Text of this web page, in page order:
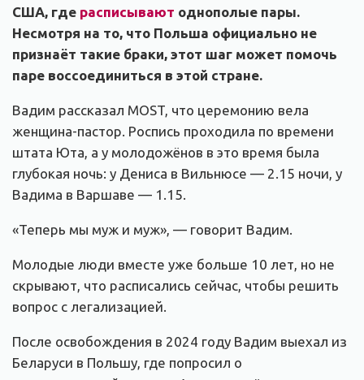
США, где расписывают однополые пары.
Несмотря на то, что Польша официально не
признаёт такие браки, этот шаг может помочь
паре воссоединиться в этой стране.
Вадим рассказал MOST, что церемонию вела
женщина-пастор. Роспись проходила по времени
штата Юта, а у молодожёнов в это время была
глубокая ночь: у Дениса в Вильнюсе — 2.15 ночи, у
Вадима в Варшаве — 1.15.
«Теперь мы муж и муж», — говорит Вадим.
Молодые люди вместе уже больше 10 лет, но не
скрывают, что расписались сейчас, чтобы решить
вопрос с легализацией.
После освобождения в 2024 году Вадим выехал из
Беларуси в Польшу, где попросил о